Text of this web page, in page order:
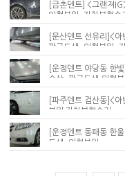
[금촌덴트] <그랜져
외형복원, 자차보험수
[문산덴트 선유리]<
판금도색, 외형복원,
[운정덴트 야당동 한
손상, 판금도색,외형복
[파주덴트 검산동]<
복원 자차보험수리
[운정덴트 동패동 한
도색, 외형복원